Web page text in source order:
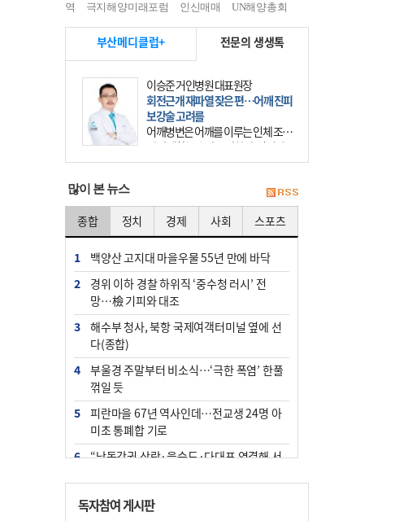
역
극지해양미래포럼 인신매매 UN해양총회
부산메디클럽+ 전문의 생생톡
이승준 거인병원 대표원장
회전근개 재파열 잦은 편…어깨 진피
보강술 고려를
어깨병변은 어깨를 이루는 인체 조직
에 발생하는 손상을 말한다. 여기에
는 오십견과 회전근개 증후군, 어깨
많이 본 뉴스
종합 정치 경제 사회 스포츠
1
백양산 고지대 마을우물 55년 만에 바닥
2
경위 이하 경찰 하위직 ‘중수청 러시’ 전
망…檢 기피와 대조
3
해수부 청사, 북항 국제여객터미널 옆에 선
다(종합)
4
부울경 주말부터 비소식…‘극한 폭염’ 한풀
꺾일 듯
5
피란마을 67년 역사인데…전교생 24명 아
미초 통폐합 기로
6
“낙동강권 삼락·을숙도·다대포 연결해 서
7
오늘의 날씨- 2026년 8월 7일
독자참여 게시판